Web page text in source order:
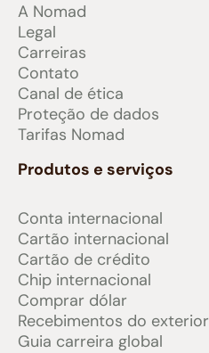
A Nomad
Legal
Carreiras
Contato
Canal de ética
Proteção de dados
Tarifas Nomad
Produtos e serviços
Conta internacional
Cartão internacional
Cartão de crédito
Chip internacional
Comprar dólar
Recebimentos do exterior
Guia carreira global